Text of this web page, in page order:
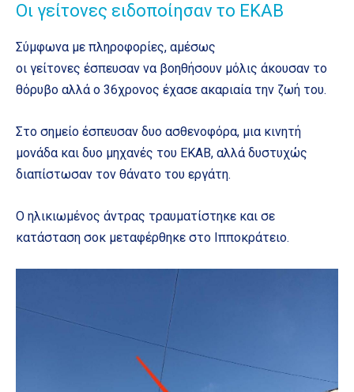
Οι γείτονες ειδοποίησαν το ΕΚΑΒ
Σύμφωνα με πληροφορίες, αμέσως
οι γείτονες έσπευσαν να βοηθήσουν μόλις άκουσαν το
θόρυβο αλλά ο 36χρονος έχασε ακαριαία την ζωή του.
Στο σημείο έσπευσαν δυο ασθενοφόρα, μια κινητή
μονάδα και δυο μηχανές του ΕΚΑΒ, αλλά δυστυχώς
διαπίστωσαν τον θάνατο του εργάτη.
Ο ηλικιωμένος άντρας τραυματίστηκε και σε
κατάσταση σοκ μεταφέρθηκε στο Ιπποκράτειο.